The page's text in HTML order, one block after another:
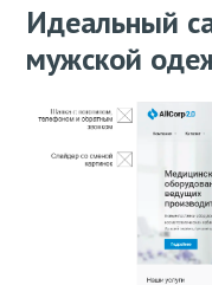
Идеальный
мужской